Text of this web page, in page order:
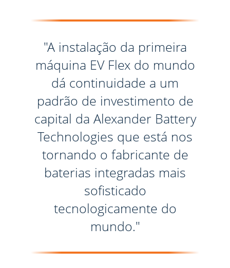
"A instalação da primeira
máquina EV Flex do mundo
dá continuidade a um
padrão de investimento de
capital da Alexander Battery
Technologies que está nos
tornando o fabricante de
baterias integradas mais
sofisticado
tecnologicamente do
mundo."